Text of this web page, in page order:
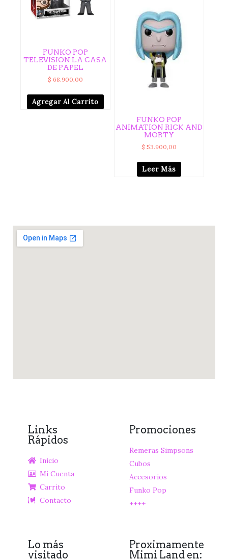
FUNKO POP
TELEVISION LA CASA
DE PAPEL
$ 68.900,00
Agregar Al Carrito
FUNKO POP
ANIMATION RICK AND
MORTY
$ 53.900,00
Leer Más
Links
Rápidos
Inicio
Mi Cuenta
Carrito
Contacto
Promociones
Remeras Simpsons
Cubos
Accesorios
Funko Pop
++++
Lo más
visitado
Proximamente
Mimi Land en: